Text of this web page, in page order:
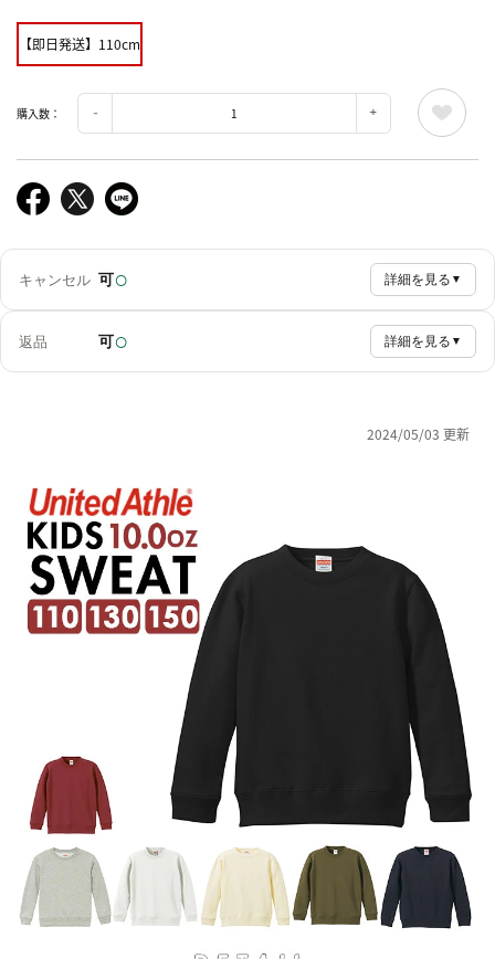
【即日発送】110cm
購入数：
キャンセル 可○ 詳細を見る ▼
返品 可○ 詳細を見る ▼
2024/05/03 更新